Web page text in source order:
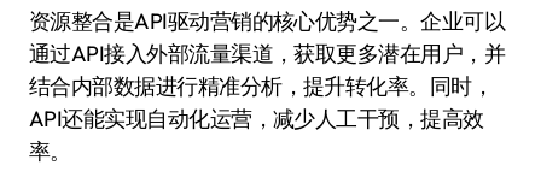
资源整合是API驱动营销的核心优势之一。企业可以
通过API接入外部流量渠道，获取更多潜在用户，并
结合内部数据进行精准分析，提升转化率。同时，
API还能实现自动化运营，减少人工干预，提高效
率。